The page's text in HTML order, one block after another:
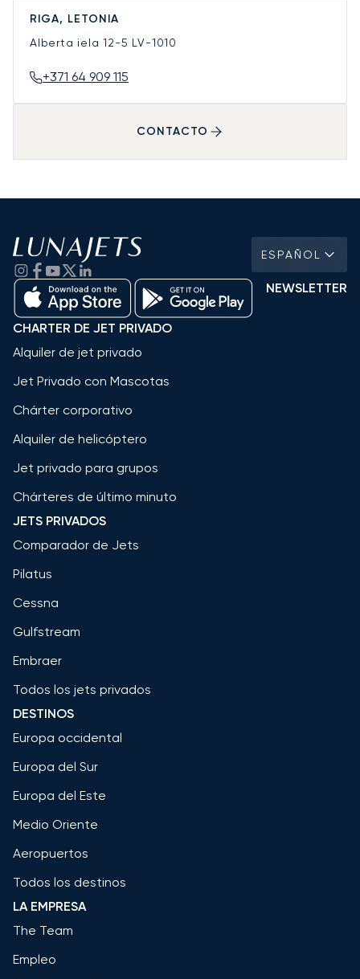
RIGA, LETONIA
Alberta iela 12-5 LV-1010
+371 64 909 115
CONTACTO
ESPAÑOL
NEWSLETTER
CHARTER DE JET PRIVADO
Alquiler de jet privado
Jet Privado con Mascotas
Chárter corporativo
Alquiler de helicóptero
Jet privado para grupos
Chárteres de último minuto
JETS PRIVADOS
Comparador de Jets
Pilatus
Cessna
Gulfstream
Embraer
Todos los jets privados
DESTINOS
Europa occidental
Europa del Sur
Europa del Este
Medio Oriente
Aeropuertos
Todos los destinos
LA EMPRESA
The Team
Empleo